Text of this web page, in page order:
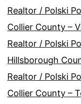
Realtor / Polski
Collier County –
Realtor / Polski
Hillsborough
Realtor / Polski
Collier County –